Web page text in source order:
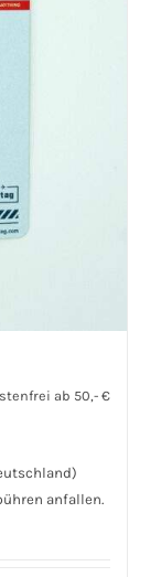
ab 50,- €
anfallen.